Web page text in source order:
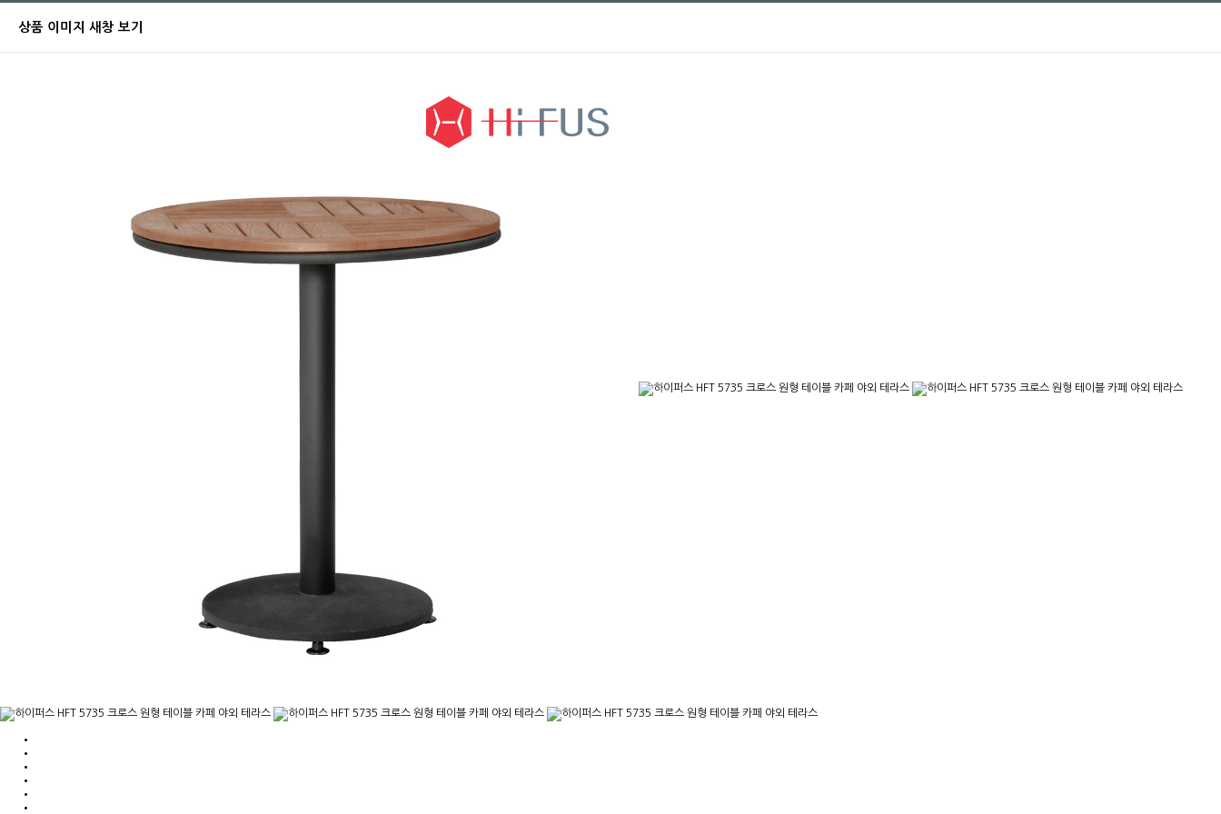
상품 이미지 새창 보기